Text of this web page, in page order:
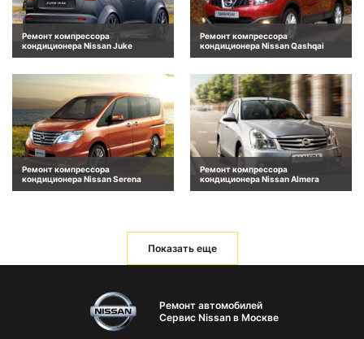
Ремонт компрессора
кондиционера Nissan Juke
Ремонт компрессора
кондиционера Nissan Qashqai
Ремонт компрессора
кондиционера Nissan Serena
Ремонт компрессора
кондиционера Nissan Almera
Показать еще
Ремонт автомобилей
Сервис Nissan в Москве